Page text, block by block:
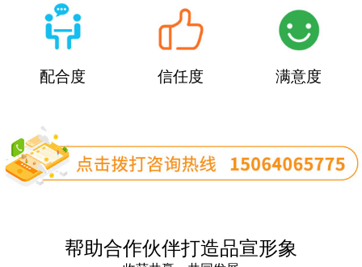
配合度 信任度 满意度
帮助合作伙伴打造品宣形象